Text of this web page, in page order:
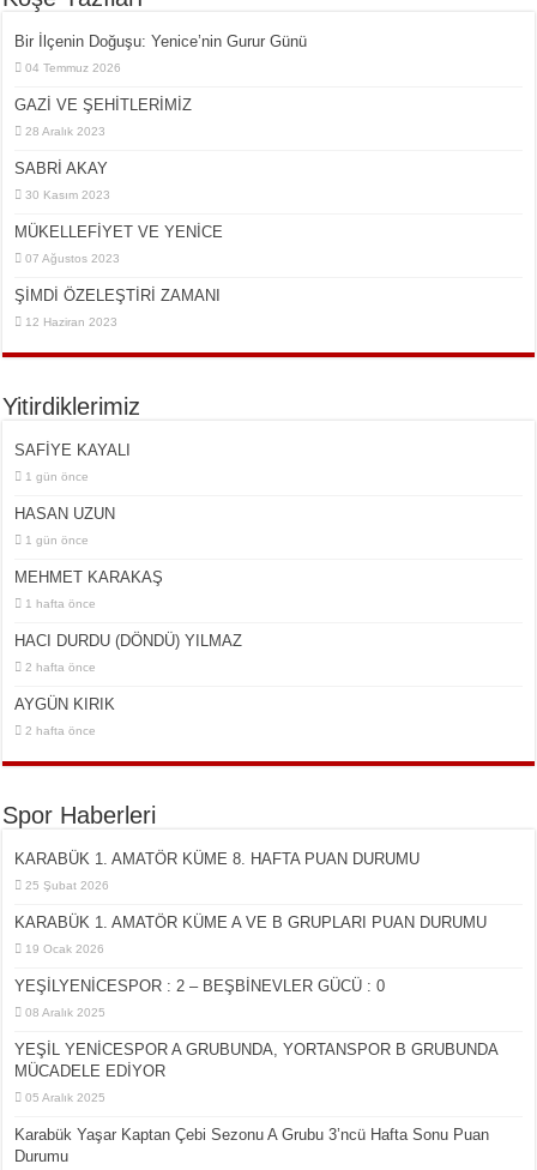
Bir İlçe­nin Do­ğu­şu: Ye­ni­ce’nin Gurur Günü
04 Temmuz 2026
GAZİ VE ŞEHİTLERİMİZ
28 Aralık 2023
SABRİ AKAY
30 Kasım 2023
MÜKELLEFİYET VE YENİCE
07 Ağustos 2023
ŞİMDİ ÖZELEŞTİRİ ZAMANI
12 Haziran 2023
Yitirdiklerimiz
SAFİYE KAYALI
1 gün önce
HASAN UZUN
1 gün önce
MEHMET KARAKAŞ
1 hafta önce
HACI DURDU (DÖNDÜ) YILMAZ
2 hafta önce
AYGÜN KIRIK
2 hafta önce
Spor Haberleri
KARABÜK 1. AMATÖR KÜME 8. HAFTA PUAN DURUMU
25 Şubat 2026
KARABÜK 1. AMATÖR KÜME A VE B GRUPLARI PUAN DURUMU
19 Ocak 2026
YEŞİLYENİCESPOR : 2 – BEŞBİNEVLER GÜCÜ : 0
08 Aralık 2025
YEŞİL YENİCESPOR A GRUBUNDA, YORTANSPOR B GRUBUNDA
MÜCADELE EDİYOR
05 Aralık 2025
Karabük Yaşar Kaptan Çebi Sezonu A Grubu 3’ncü Hafta Sonu Puan
Durumu